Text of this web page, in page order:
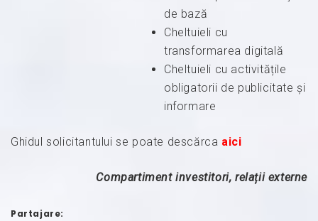
de bază
Cheltuieli cu
transformarea digitală
Cheltuieli cu activitățile
obligatorii de publicitate și
informare
Ghidul solicitantului se poate descărca aici
Compartiment investitori, relații externe
Partajare: